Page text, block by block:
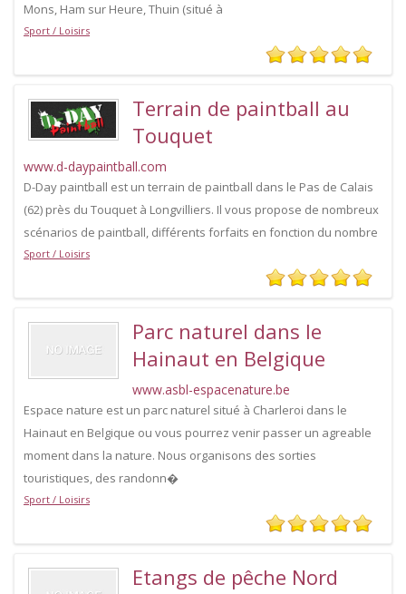
Mons, Ham sur Heure, Thuin (situé à
Sport / Loisirs
Terrain de paintball au
Touquet
www.d-daypaintball.com
D-Day paintball est un terrain de paintball dans le Pas de Calais
(62) près du Touquet à Longvilliers. Il vous propose de nombreux
scénarios de paintball, différents forfaits en fonction du nombre
Sport / Loisirs
Parc naturel dans le
Hainaut en Belgique
www.asbl-espacenature.be
Espace nature est un parc naturel situé à Charleroi dans le
Hainaut en Belgique ou vous pourrez venir passer un agreable
moment dans la nature. Nous organisons des sorties
touristiques, des randonn�
Sport / Loisirs
Etangs de pêche Nord